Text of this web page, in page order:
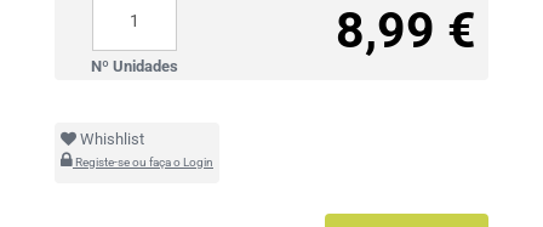
8,99 €
Nº Unidades
Whishlist
Registe-se ou faça o Login